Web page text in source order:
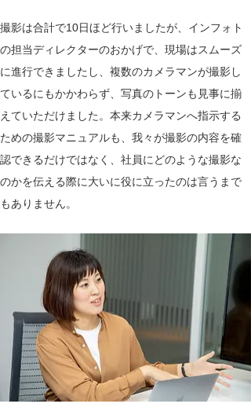
撮影は合計で10日ほど行いましたが、インフォト
の担当ディレクターのおかげで、現場はスムーズ
に進行できましたし、複数のカメラマンが撮影し
ているにもかかわらず、写真のトーンも見事に揃
えていただけました。本来カメラマンへ指示する
ための撮影マニュアルも、我々が撮影の内容を確
認できるだけではなく、社員にどのような撮影な
のかを伝える際に大いに役に立ったのは言うまで
もありません。